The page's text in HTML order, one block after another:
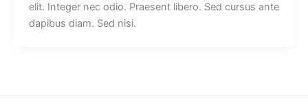
elit. Integer nec odio. Praesent libero. Sed cursus ante
dapibus diam. Sed nisi.